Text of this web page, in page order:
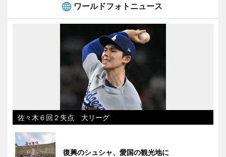
ワールドフォトニュース
佐々木６回２失点 大リーグ
復興のシュシャ、愛国の観光地に